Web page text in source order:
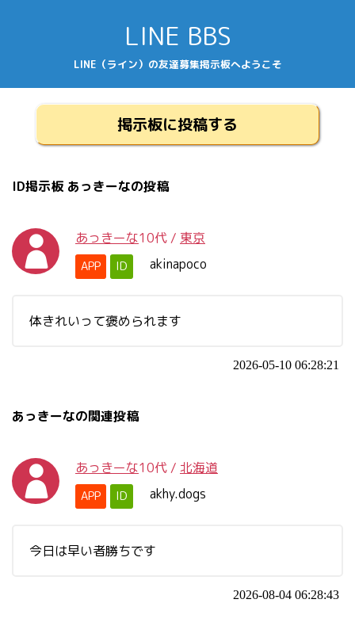
LINE BBS
LINE（ライン）の友達募集掲示板へようこそ
掲示板に投稿する
ID掲示板 あっきーなの投稿
あっきーな10代 / 東京
APP ID akinapoco
体きれいって褒められます
2026-05-10 06:28:21
あっきーなの関連投稿
あっきーな10代 / 北海道
APP ID akhy.dogs
今日は早い者勝ちです
2026-08-04 06:28:43